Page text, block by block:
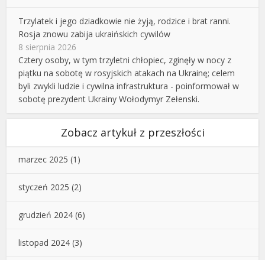
Trzylatek i jego dziadkowie nie żyją, rodzice i brat ranni.
Rosja znowu zabija ukraińskich cywilów
8 sierpnia 2026
Cztery osoby, w tym trzyletni chłopiec, zginęły w nocy z
piątku na sobotę w rosyjskich atakach na Ukrainę; celem
byli zwykli ludzie i cywilna infrastruktura - poinformował w
sobotę prezydent Ukrainy Wołodymyr Zełenski.
Zobacz artykuł z przeszłości
marzec 2025 (1)
styczeń 2025 (2)
grudzień 2024 (6)
listopad 2024 (3)